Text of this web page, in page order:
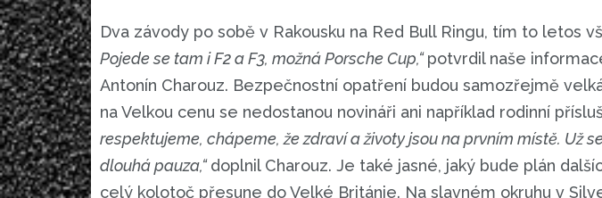
Dva závody po sobě v Rakousku na Red Bull Ringu, tím to letos
Pojede se tam i F2 a F3, možná Porsche Cup,“potvrdil naše
Antonín Charouz. Bezpečnostní opatření budou samozřejmě
na Velkou cenu se nedostanou novináři ani například rodinní
respektujeme, chápeme, že zdraví a životy jsou na prvním místě. Už
dlouhá pauza,“doplnil Charouz. Je také jasné, jaký bude plán
celý kolotoč přesune do Velké Británie. Na slavném okruhu v